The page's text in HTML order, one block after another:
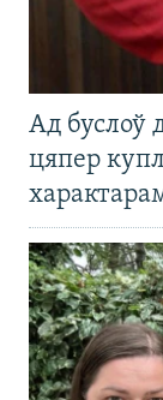
Ад буслоў
цяпер